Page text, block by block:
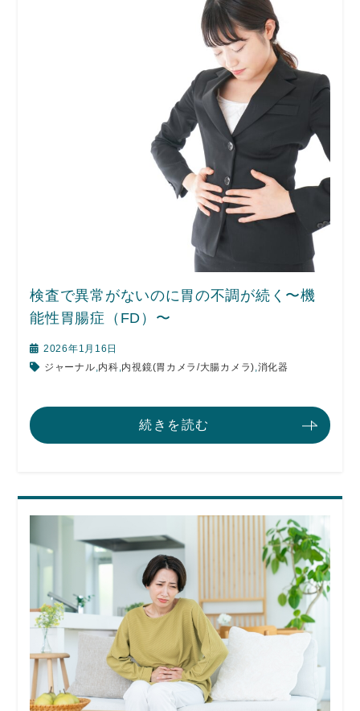
検査で異常がないのに胃の不調が続く〜機
能性胃腸症（FD）〜
2026年1月16日
ジャーナル,内科,内視鏡(胃カメラ/大腸カメラ),消化器
続きを読む